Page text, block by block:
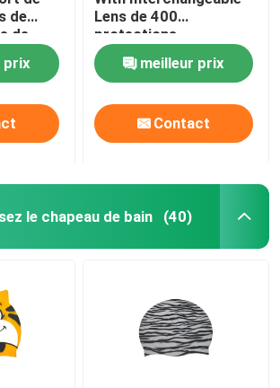
de
de
de
sur
haute
prix
Lens de 400
protections
meilleur prix
Contact
le chapeau de bain (40)